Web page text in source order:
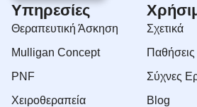
Σχετικά
Παθήσεις
Σύχνες
Blog
Υπηρεσίες
Θεραπευτική Άσκηση
Mulligan Concept
PNF
Xειροθεραπεία